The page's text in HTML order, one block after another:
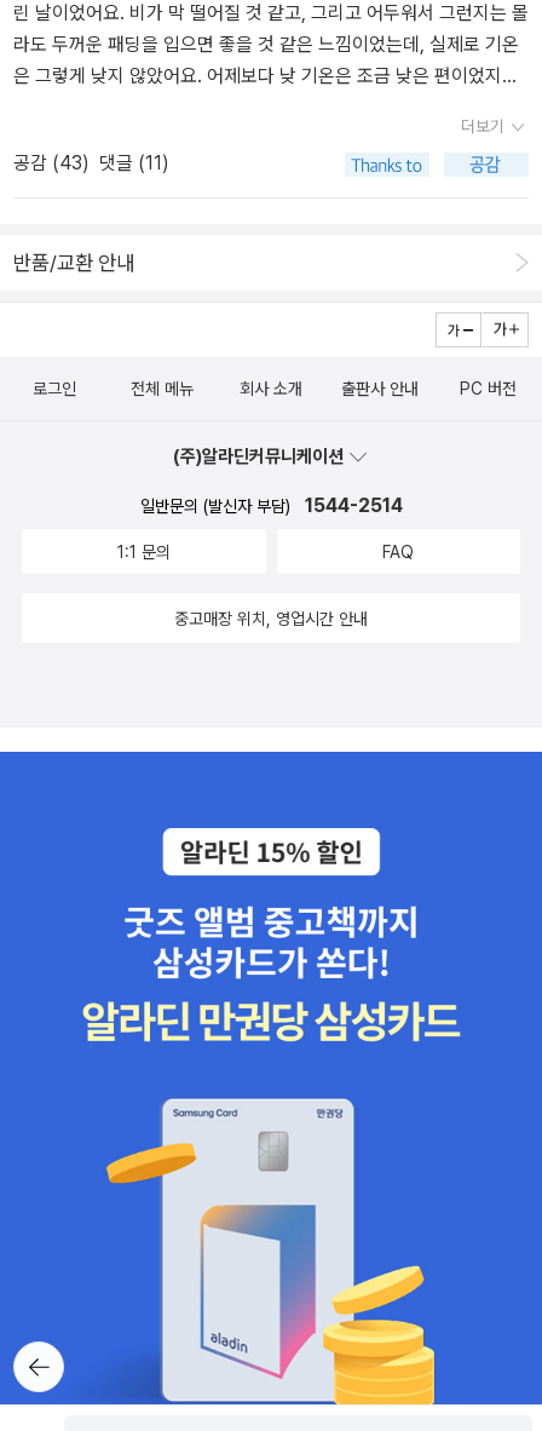
린 날이었어요. 비가 막 떨어질 것 같고, 그리고 어두워서 그런지는 몰
라도 두꺼운 패딩을 입으면 좋을 것 같은 느낌이었는데, 실제로 기온
은 그렇게 낮지 않았어요. 어제보다 낮 기온은 조금 낮은 편이었지만,
미세먼지가 좋지 않을 거라는 뉴스 들었는데, 오늘 날씨 확인해보니,
지금은 괜찮은 편입니다. 미세먼지는15 좋음, 초미세먼지도 11 좋음
입니다. 어제는 저녁 뉴스에서 서쪽지역의 미세먼지가 좋지 않을 거
요. 내일은 오늘보다 낮기온이 많이 올라갑니다. 같은 중부지역이라
더 따뜻할 것 같고요. 3월도 이제 후반이 되어가는데, 여전히 추운 날
겨울 옷은 아니어도 따뜻한 옷을 입었습니다. 생각해보니까, 겨울에
데, 겨울 하면 늘 영하의 추운 날만 먼저 생각나서 더 추울 거라고도
이 덥지는 않아요. 조금 더 지나면 옷차림이 달라질 시기가 오겠지만
환절기 일교차 큰 날씨에 감기 조심할 시기도 맞는 것 같아요. 오늘 뉴
확진자가 38만 277명입니다. 내일도 40만명 전후가 될 수 있다는
코로나19 성인 환자로, 임부와 만 18세 미만 소아 청소년 환자에게는
투여할 수 없고, 임신을 계획하는 사람의 경우에도 복용후 주의기간
는 긴급 사용승인되었지만, 팍스로비드보다는 사망위험 효과가 떨어
져 팍스로비드의 추가 물량 도입이 시급하다는 지적도 있다고 합니
인신청 요청을 검토중이라는 뉴스도 있습니다. 이부실드는 백신접종
기금(IMF) 아시아 태평양 담당 국장이 지명되었다는 뉴스가 있습니
다. 6. 우크라이나 의용군에 지원하기 위해 출국한 현역 군인 소식은
어제 뉴스에서 나온 내용입니다. 휴가를 내고 출국해서 폴란드에서
우크라이나로 입국할 예정이었으나, 폴란드 우크라이나 접경지의 국
경검문소에서 입국 거부되었다는 소식이 있습니다. 현역 군인의 경우
해외로 나가기 위해서는 국외여행 허가를 받아야 하지만, 이러한 절
차를 지키지 않아 군무이탈에도 해당될 수 있고, 귀국시 여권법 위반
도 적용될 수 있습니다. 앞서 의용군으로 참여하겠다며 무단 출국한
이근 전 해군특수전전단 대위는 여전히 우크라이나에 있는 것으로 알
려졌습니다. 코로나19 확진자가 이제 누적으로는 1천만명이 넘었습
더보기
공감 (43) 댓글 (11)
반품/교환 안내
뒤로가
기
로그인 전체 메뉴 회사 소개 출판사 안내 PC 버전
(주)알라딘커뮤니케이션
일반문의 (발신자 부담) 1544-2514
1:1 문의 FAQ
중고매장 위치, 영업시간 안내